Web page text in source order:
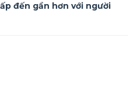
đến gần hơn với người